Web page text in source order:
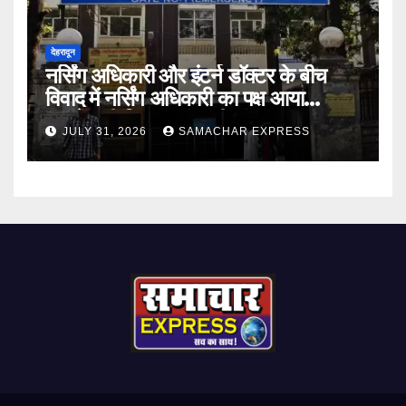
देहरादून
नर्सिंग अधिकारी और इंटर्न डॉक्टर के बीच
विवाद में नर्सिंग अधिकारी का पक्ष आया
सामने,करी निष्पक्ष जांच की मांग
JULY 31, 2026 SAMACHAR EXPRESS